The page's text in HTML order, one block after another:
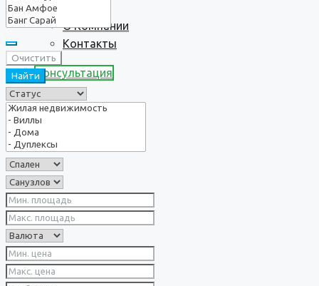
О Компании
Контакты
Консультация
Очистить
Найти